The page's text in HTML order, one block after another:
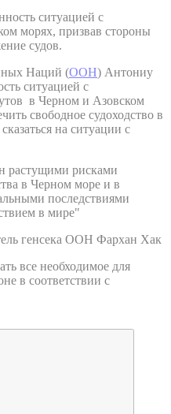
ситуацией с
морях, призвав стороны
судов.
Наций (ООН) Антониу
ситуацией с
в Черном и Азовском
свободное судоходство в
на ситуации с
растущими рисками
в Черном море и в
последствиями
в мире"
генсека ООН Фархан Хак
все необходимое для
в соответствии с